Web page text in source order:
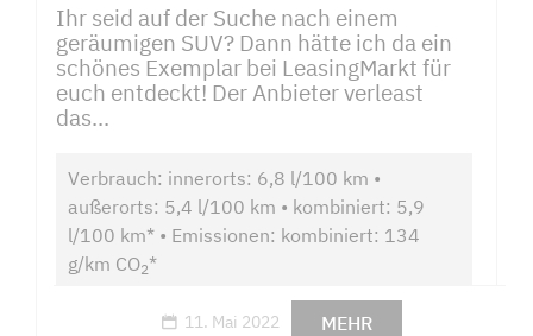
Ihr seid auf der Suche nach einem
geräumigen SUV? Dann hätte ich da ein
schönes Exemplar bei LeasingMarkt für
euch entdeckt! Der Anbieter verleast
das...
Verbrauch: innerorts: 6,8 l/100 km •
außerorts: 5,4 l/100 km • kombiniert: 5,9
l/100 km* • Emissionen: kombiniert: 134
g/km CO2*
11. Mai 2022 MEHR